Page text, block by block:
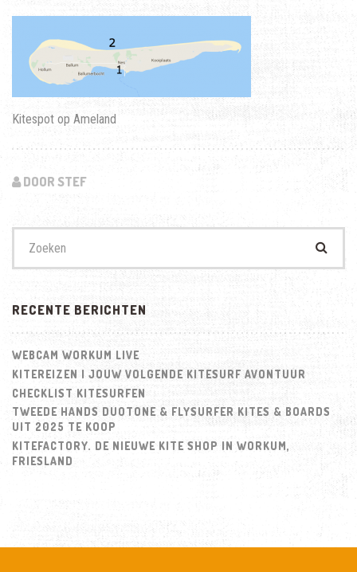
Kitespot op Ameland
DOOR STEF
naar:
RECENTE BERICHTEN
WEBCAM WORKUM LIVE
KITEREIZEN | JOUW VOLGENDE KITESURF AVONTUUR
CHECKLIST KITESURFEN
TWEEDE HANDS DUOTONE & FLYSURFER KITES & BOARDS
UIT 2025 TE KOOP
KITEFACTORY. DE NIEUWE KITE SHOP IN WORKUM,
FRIESLAND